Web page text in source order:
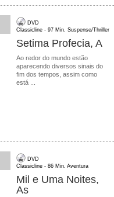
DVD
Classicline - 97 Min. Suspense/Thriller
Setima Profecia, A
Ao redor do mundo estão
aparecendo diversos sinais do
fim dos tempos, assim como
está ...
DVD
Classicline - 86 Min. Aventura
Mil e Uma Noites,
As